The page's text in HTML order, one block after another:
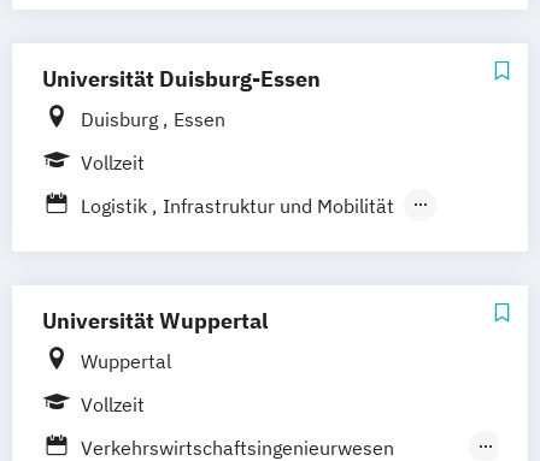
Universität Duisburg-Essen
Duisburg
Essen
Vollzeit
Logistik
Infrastruktur und Mobilität
Universität Wuppertal
Wuppertal
Vollzeit
Verkehrswirtschaftsingenieurwesen